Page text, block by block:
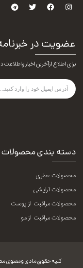
دسته بندی محصولات
محصولات عطری
محصولات آرایشی
محصولات مراقبت از پوست
محصولات مراقبت از مو
عضویت در
برای اطلاع از آخرین اخبار و
کلیه حقوق مادی و معنوی